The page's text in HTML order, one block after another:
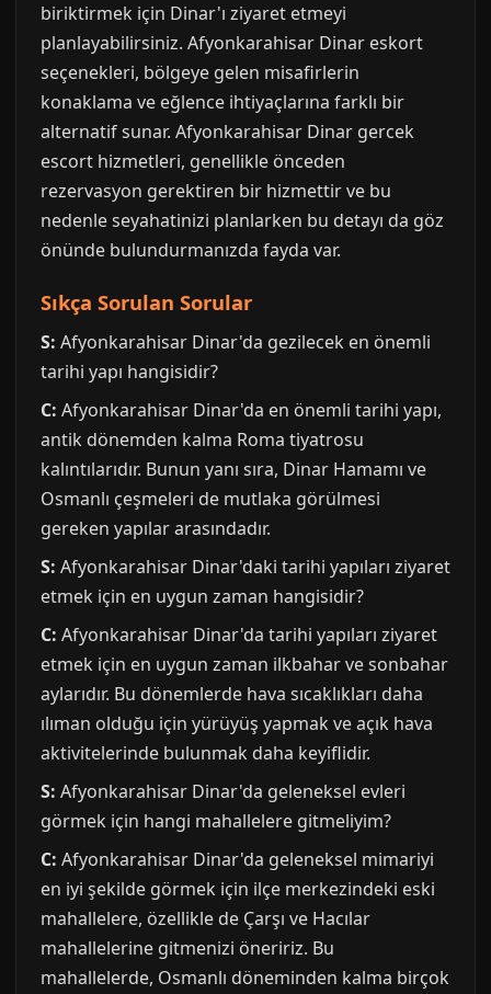
biriktirmek için Dinar'ı ziyaret etmeyi
planlayabilirsiniz. Afyonkarahisar Dinar eskort
seçenekleri, bölgeye gelen misafirlerin
konaklama ve eğlence ihtiyaçlarına farklı bir
alternatif sunar. Afyonkarahisar Dinar gercek
escort hizmetleri, genellikle önceden
rezervasyon gerektiren bir hizmettir ve bu
nedenle seyahatinizi planlarken bu detayı da göz
önünde bulundurmanızda fayda var.
Sıkça Sorulan Sorular
S: Afyonkarahisar Dinar'da gezilecek en önemli
tarihi yapı hangisidir?
C: Afyonkarahisar Dinar'da en önemli tarihi yapı,
antik dönemden kalma Roma tiyatrosu
kalıntılarıdır. Bunun yanı sıra, Dinar Hamamı ve
Osmanlı çeşmeleri de mutlaka görülmesi
gereken yapılar arasındadır.
S: Afyonkarahisar Dinar'daki tarihi yapıları ziyaret
etmek için en uygun zaman hangisidir?
C: Afyonkarahisar Dinar'da tarihi yapıları ziyaret
etmek için en uygun zaman ilkbahar ve sonbahar
aylarıdır. Bu dönemlerde hava sıcaklıkları daha
ılıman olduğu için yürüyüş yapmak ve açık hava
aktivitelerinde bulunmak daha keyiflidir.
S: Afyonkarahisar Dinar'da geleneksel evleri
görmek için hangi mahallelere gitmeliyim?
C: Afyonkarahisar Dinar'da geleneksel mimariyi
en iyi şekilde görmek için ilçe merkezindeki eski
mahallelere, özellikle de Çarşı ve Hacılar
mahallelerine gitmenizi öneririz. Bu
mahallelerde, Osmanlı döneminden kalma birçok